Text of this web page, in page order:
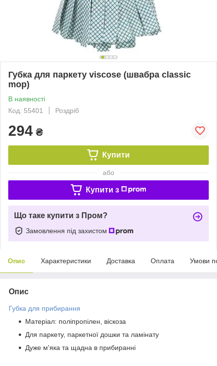
Губка для паркету viscose (швабра classic
mop)
В наявності
Код: 55401
Роздріб
294 ₴
Купити
або
Купити з
Що таке купити з Пром?
Замовлення під захистом
Опис Характеристики Доставка Оплата Умови
Опис
Губка для прибирання
Матеріал: поліпропілен, віскоза
Для паркету, паркетної дошки та ламінату
Дуже м'яка та щадна в прибиранні